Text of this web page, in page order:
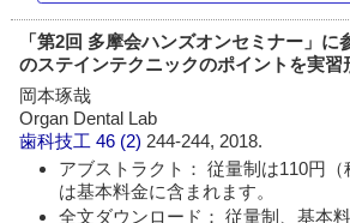
「第2回 多摩会ハンズオンセミナー」
のステインテクニックのポイントを実習
岡本琢哉
Organ Dental Lab
歯科技工 46 (2) 244-244, 2018.
アブストラクト： 従量制は110円（
は基本料金に含まれます。
全文ダウンロード： 従量制、基本